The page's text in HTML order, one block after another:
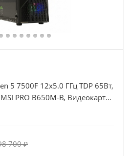
5 7500F 12x5.0 ГГц TDP 65Вт,
PRO B650M-B, Видеокарта
32Gb, Диски SSD
700 ₽